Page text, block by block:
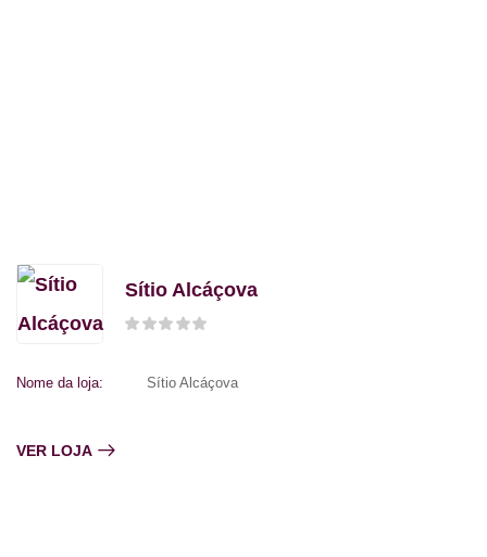
Sítio Alcáçova
Nome da loja: Sítio Alcáçova
VER LOJA